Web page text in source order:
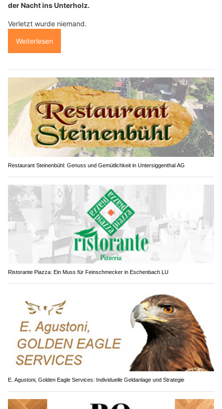
der Nacht ins Unterholz.
Verletzt wurde niemand.
Weiterlesen
Restaurant Steinenbühl: Genuss und Gemütlichkeit in Untersiggenthal AG
Ristorante Piazza: Ein Muss für Feinschmecker in Eschenbach LU
E. Agustoni, Golden Eagle Services: Individuelle Geldanlage und Strategie